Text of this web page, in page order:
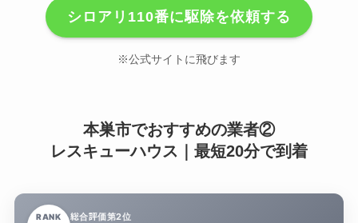
シロアリ110番に駆除を依頼する
※公式サイトに飛びます
本巣市でおすすめの業者②
レスキューハウス｜最短20分で到着
RANK 総合評価第2位